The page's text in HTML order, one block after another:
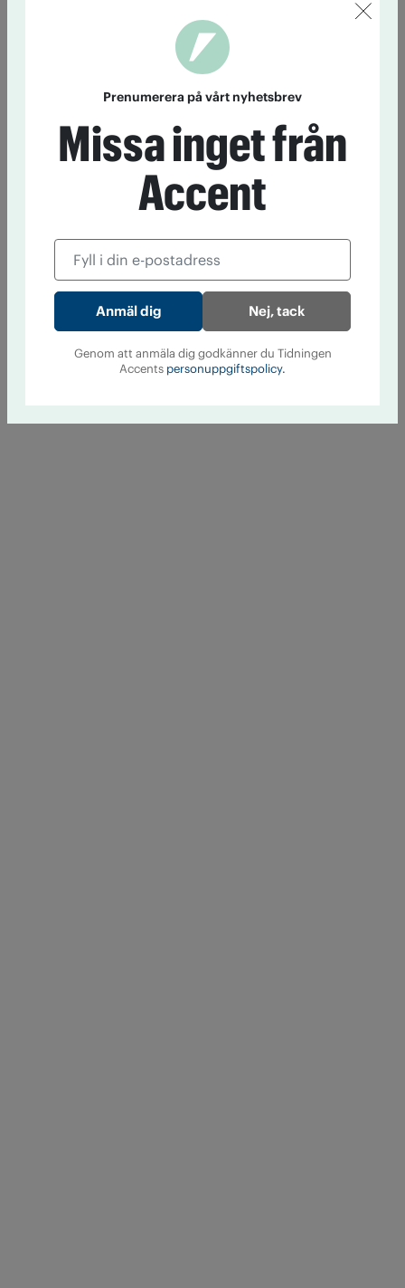
Prenumerera på vårt nyhetsbrev
Missa inget från
Accent
Nej, tack
Genom att anmäla dig godkänner du Tidningen
Accents personuppgiftspolicy.